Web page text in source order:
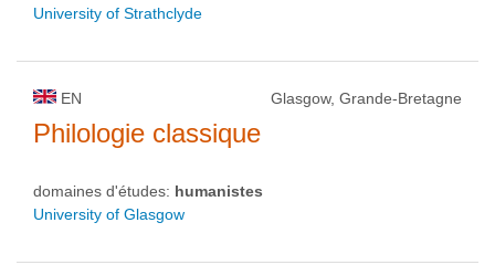
University of Strathclyde
EN Glasgow, Grande-Bretagne
Philologie classique
domaines d'études: humanistes
University of Glasgow